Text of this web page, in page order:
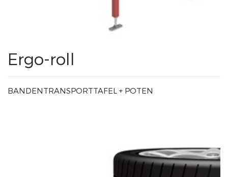
Ergo-roll
BANDENTRANSPORTTAFEL + POTEN